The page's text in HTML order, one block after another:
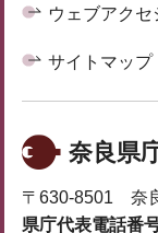
ウェブアクセ
サイトマップ
奈良県
〒630-8501 奈
県庁代表電話番